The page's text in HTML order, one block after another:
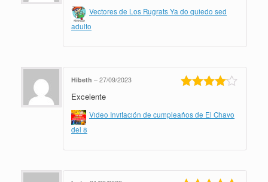
Vectores de Los Rugrats Ya do quiedo sed
adulto
Hibeth – 27/09/2023
Excelente
Video Invitación de cumpleaños de El Chavo
del 8